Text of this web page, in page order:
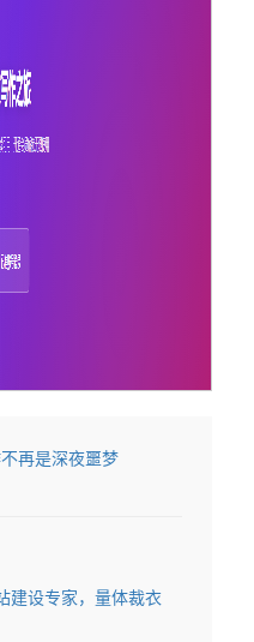
再是深夜噩梦
建设专家，量体裁衣